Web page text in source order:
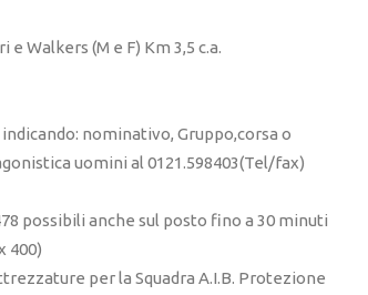
Walkers (M e F) Km 3,5 c.a.
nominativo, Gruppo,corsa o
uomini al 0121.598403(Tel/fax)
possibili anche sul posto fino a 30 minuti
400)
per la Squadra A.I.B. Protezione